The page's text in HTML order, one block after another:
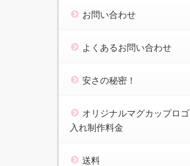
お問い合わせ
よくあるお問い合わせ
安さの秘密！
オリジナルマグカップロゴ
入れ制作料金
送料